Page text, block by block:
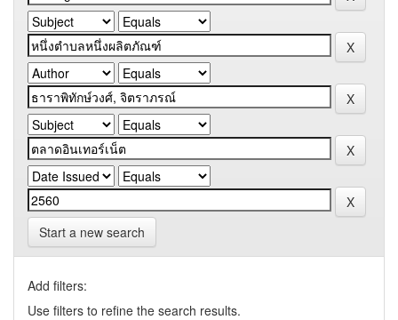
Start a new search
Add filters:
Use filters to refine the search results.